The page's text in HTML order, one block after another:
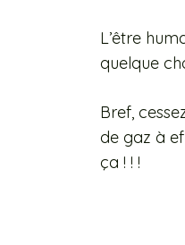
L’être
quelque
Bref,
de gaz à
ça ! ! !